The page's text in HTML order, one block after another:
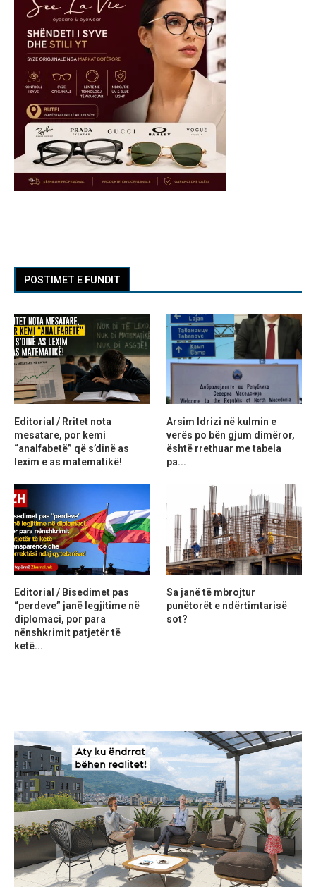
POSTIMET E FUNDIT
Editorial / Rritet nota
mesatare, por kemi
“analfabetë” që s’dinë as
lexim e as matematikë!
Arsim Idrizi në kulmin e
verës po bën gjum dimëror,
është rrethuar me tabela
pa...
Editorial / Bisedimet pas
“perdeve” janë legjitime në
diplomaci, por para
nënshkrimit patjetër të
ketë...
Sa janë të mbrojtur
punëtorët e ndërtimtarisë
sot?